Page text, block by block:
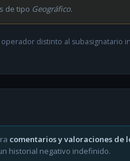
de tipo Geográfico.
distinto al subasignatario
comentarios y valoraciones de
historial negativo indefinido.